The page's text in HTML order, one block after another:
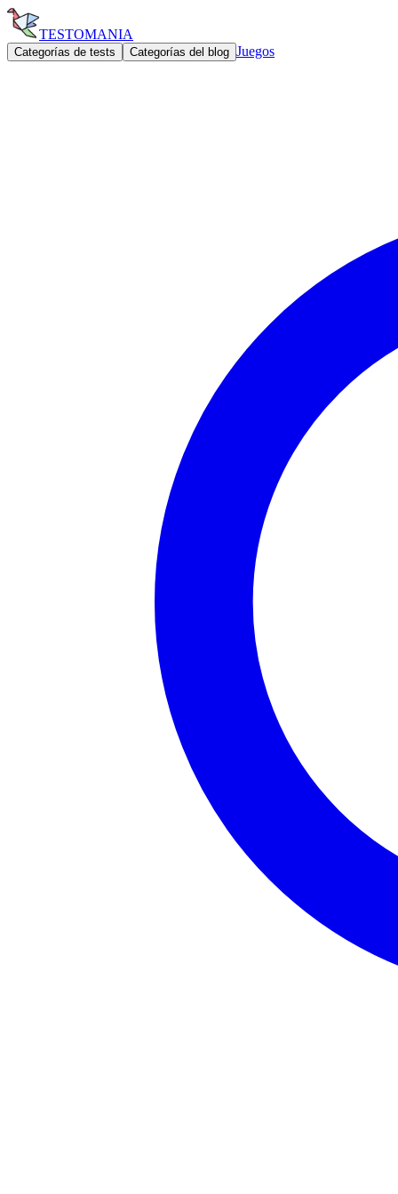
TESTOMANIA
Categorías de tests Categorías del blog Juegos